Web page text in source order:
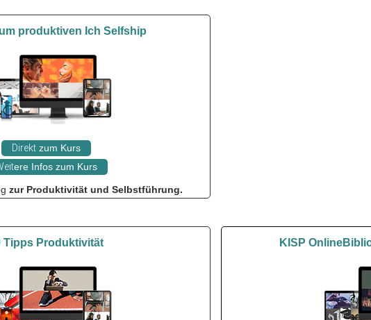
produktiven Ich Selfship
Direktzum Kurs
ere Infos zum Kurs
zur Produktivität und Selbstführung.
Tipps Produktivität KISP